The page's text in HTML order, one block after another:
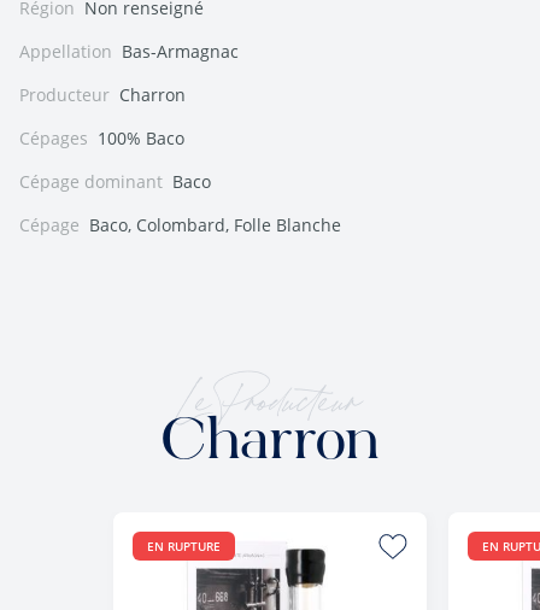
Région Non renseigné
Appellation Bas-Armagnac
Producteur Charron
Cépages 100% Baco
Cépage dominant Baco
Cépage Baco, Colombard, Folle Blanche
Le Producteur
Charron
EN RUPTURE EN